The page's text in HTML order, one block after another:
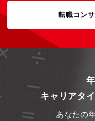
転職コン
キャリアタ
あなたの